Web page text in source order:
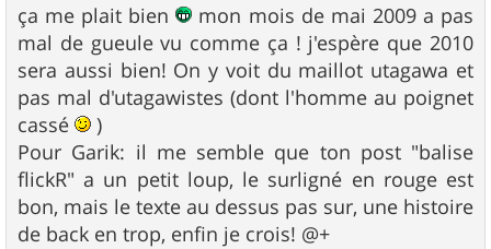
s
s
a
g
e
ça me plait bien
mon mois de mai 2009 a pas
mal de gueule vu comme ça ! j'espère que 2010
sera aussi bien! On y voit du maillot utagawa et
pas mal d'utagawistes (dont l'homme au poignet
cassé
)
Pour Garik: il me semble que ton post "balise
flickR" a un petit loup, le surligné en rouge est
bon, mais le texte au dessus pas sur, une histoire
de back en trop, enfin je crois! @+